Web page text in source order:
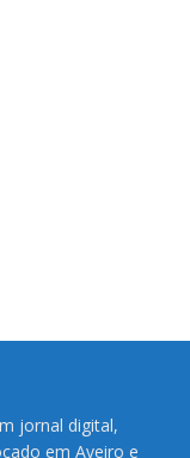
jornal digital,
em Aveiro e